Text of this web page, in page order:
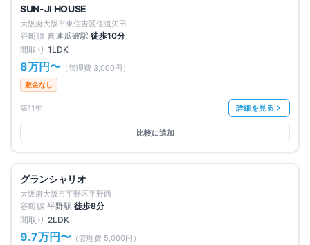
仲介手数料無料
SUN-JI HOUSE
大阪府大阪市東住吉区住道矢田
谷町線 喜連瓜破駅 徒歩10分
間取り 1LDK
8万円 〜 （管理費 3,000円 ）
敷金なし
築11年 詳細を見る
比較に追加
仲介手数料無料
グランシャリオ
大阪府大阪市平野区平野西
谷町線 平野駅 徒歩8分
間取り 2LDK
9.7万円 〜 （管理費 5,000円 ）